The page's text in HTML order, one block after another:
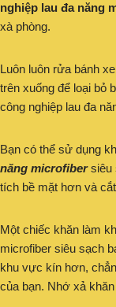
nghiệp lau đa năng
xà phòng.
Luôn luôn rửa bánh
trên xuống để loại bỏ
công nghiệp lau đa
Bạn có thể sử dụng
năng microfibersiêu
tích bề mặt hơn và
Một chiếc khăn làm
microfiber siêu sạch
khu vực kín hơn,
của bạn. Nhớ xả